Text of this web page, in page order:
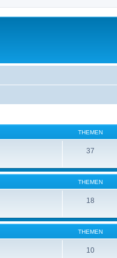
THEMEN
37
THEMEN
18
THEMEN
10